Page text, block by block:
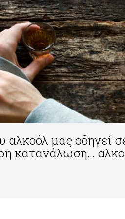
αλκοόλ μας οδηγεί
κατανάλωση...